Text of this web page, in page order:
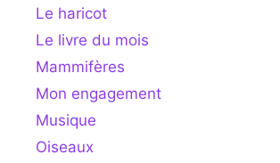
Le haricot
Le livre du mois
Mammifères
Mon engagement
Musique
Oiseaux